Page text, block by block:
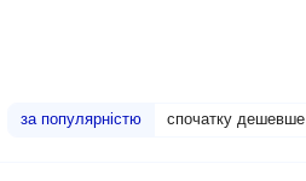
за популярністю спочатку дешевше